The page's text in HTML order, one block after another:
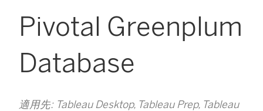
Pivotal Greenplum
Database
適用先: Tableau Desktop, Tableau Prep, Tableau